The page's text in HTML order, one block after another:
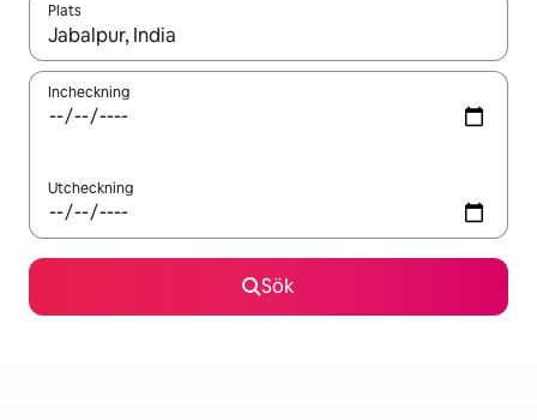
Plats
När resultaten är tillgängliga kan du navigera med upp- och
Incheckning
Utcheckning
Sök